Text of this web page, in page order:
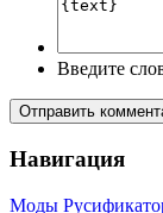
Введите
Отправить
Навигация
Моды